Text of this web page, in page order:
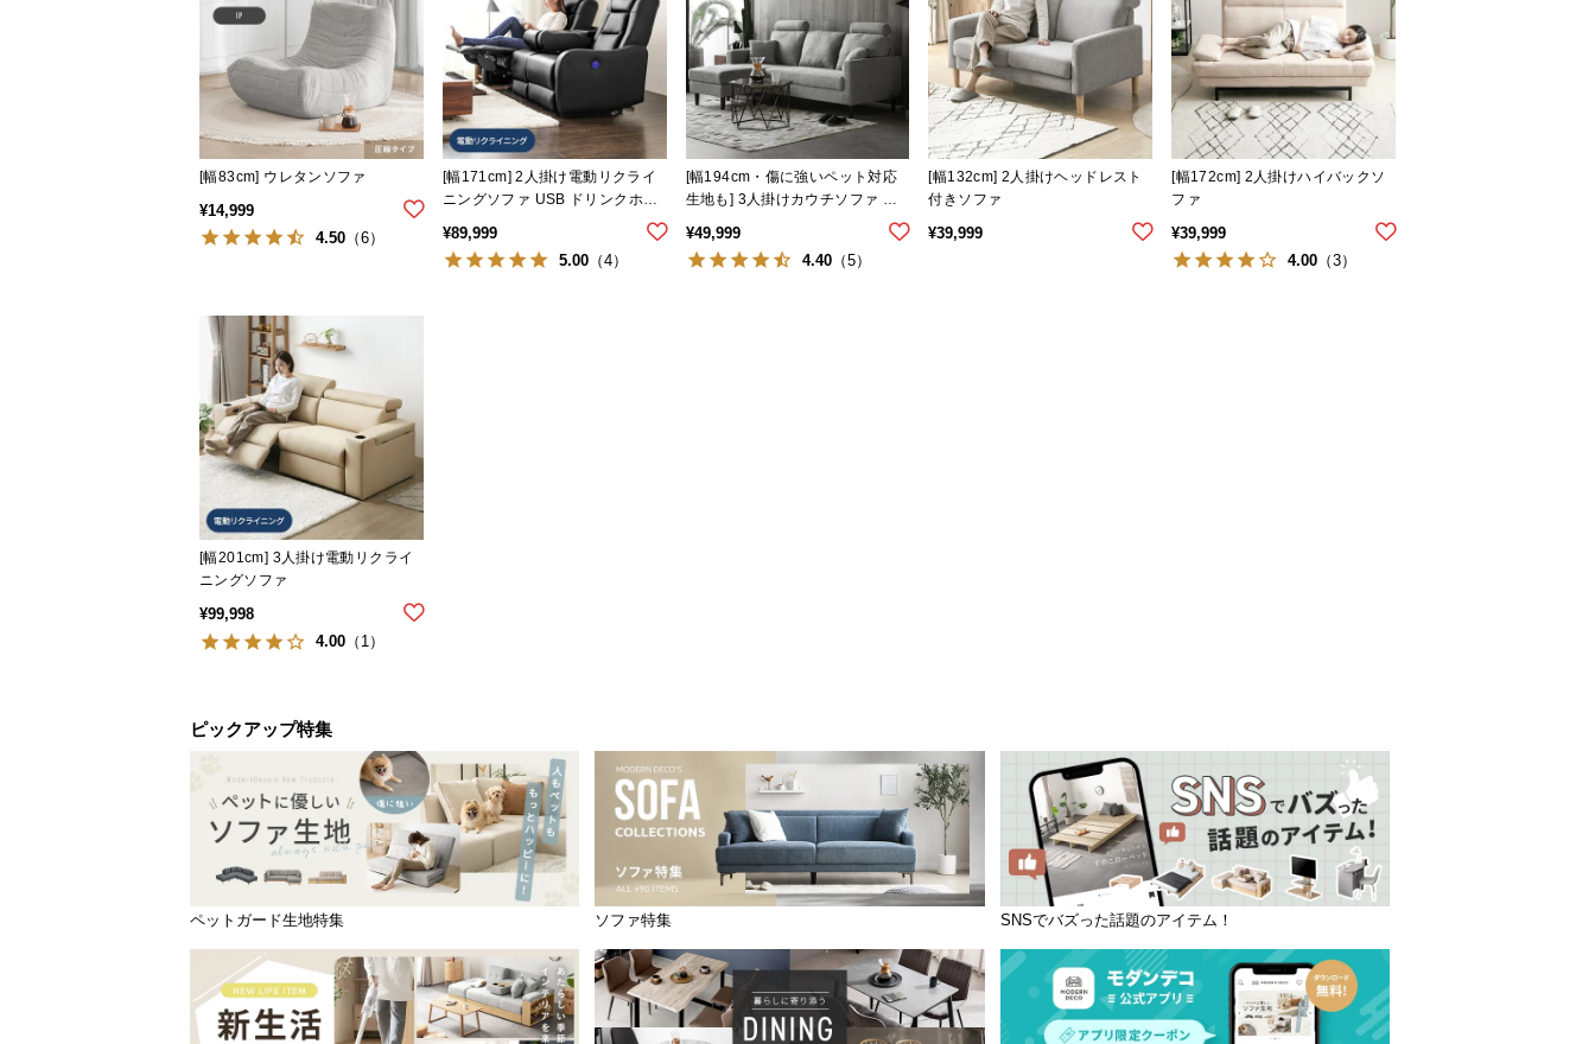
[幅83cm] ウレタンソファ
¥14,999
4.50 （6）
[幅171cm] 2人掛け電動リクライ
ニングソファ USB ドリンクホル
¥89,999
5.00（4）
[幅194cm・傷に強いペット対応
生地も] 3人掛けカウチソファ ヘ
広々設計
¥49,999
4.40（5）
[幅132cm] 2人掛けヘッドレスト
付きソファ
¥39,999
[幅172cm] 2人掛けハイバックソ
ファ
¥39,999
4.00 （3）
[幅201cm] 3人掛け電動リクライ
ニングソファ
¥99,998
4.00 （1）
ピックアップ特集
ペットガード生地特集 ソファ特集 SNSでバズった話題のアイテム！